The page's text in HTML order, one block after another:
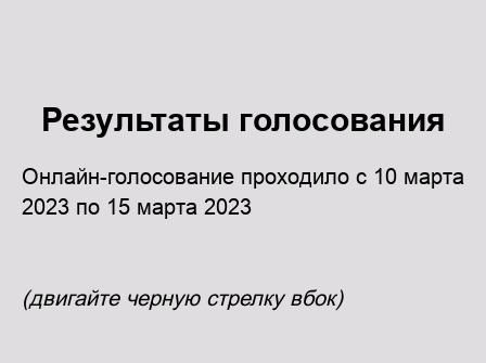
Результаты голосования
Онлайн-голосование проходило с 10 марта
2023 по 15 марта 2023
(двигайте черную стрелку вбок)